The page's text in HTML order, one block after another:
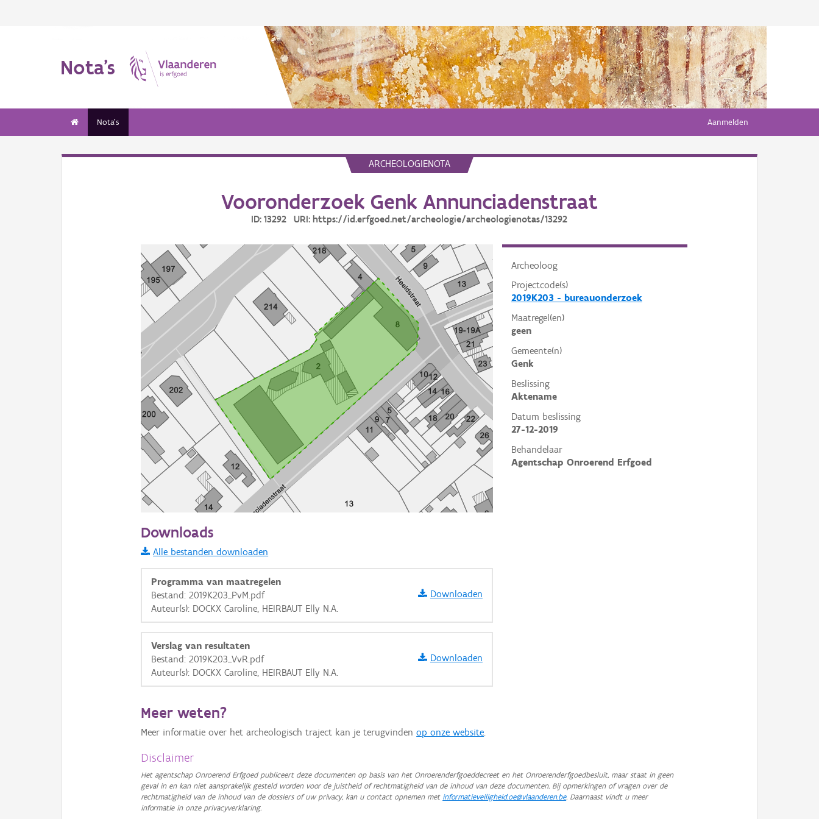
Nota's
Nota's Aanmelden
ARCHEOLOGIENOTA
Vooronderzoek Genk Annunciadenstraat
ID: 13292 URI: https://id.erfgoed.net/archeologie/archeologienotas/13292
Archeoloog
Projectcode(s)
2019K203 - bureauonderzoek
Maatregel(en)
geen
Gemeente(n)
Genk
Beslissing
Aktename
Datum beslissing
27-12-2019
Behandelaar
Agentschap Onroerend Erfgoed
Informatie Vlaanderen
i
+ −
OSM-Basiskaart
GRB-Basiskaart in grijswaarden
Downloads
Alle bestanden downloaden
Programma van maatregelen
Bestand: 2019K203_PvM.pdf
Auteur(s): DOCKX Caroline, HEIRBAUT Elly N.A.
Downloaden
Verslag van resultaten
Bestand: 2019K203_VvR.pdf
Auteur(s): DOCKX Caroline, HEIRBAUT Elly N.A.
Downloaden
Meer weten?
Meer informatie over het archeologisch traject kan je terugvindenop onze website.
Disclaimer
Het agentschap Onroerend Erfgoed publiceert deze documenten op basis van het Onroerenderfgoeddecreet en het Onroerenderfgoedbesluit, maar staat in geen
geval in en kan niet aansprakelijk gesteld worden voor de juistheid of rechtmatigheid van de inhoud van deze documenten. Bij opmerkingen of vragen over de
rechtmatigheid van de inhoud van de dossiers of uw privacy, kan u contact opnemen met informatieveiligheid.oe@vlaanderen.be. Daarnaast vindt u meer
informatie in onze privacyverklaring.